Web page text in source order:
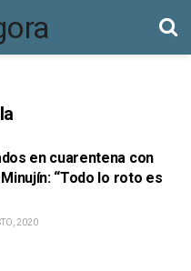
en cuarentena con
“Todo lo roto es
2020